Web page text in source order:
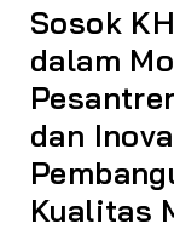
Sosok
dalam
dan
Kualitas